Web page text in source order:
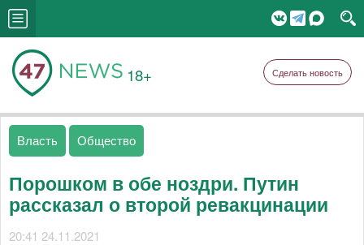
18+ Сделать новость
Власть Общество
Порошком в обе ноздри. Путин
рассказал о второй ревакцинации
20:41 24.11.2021